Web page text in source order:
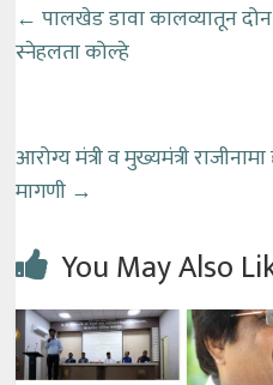
← पालखेड डावा कालव्यातून
स्नेहलता कोल्हे
आरोग्य मंत्री व मुख्यमंत्री
मागणी →
You May Also